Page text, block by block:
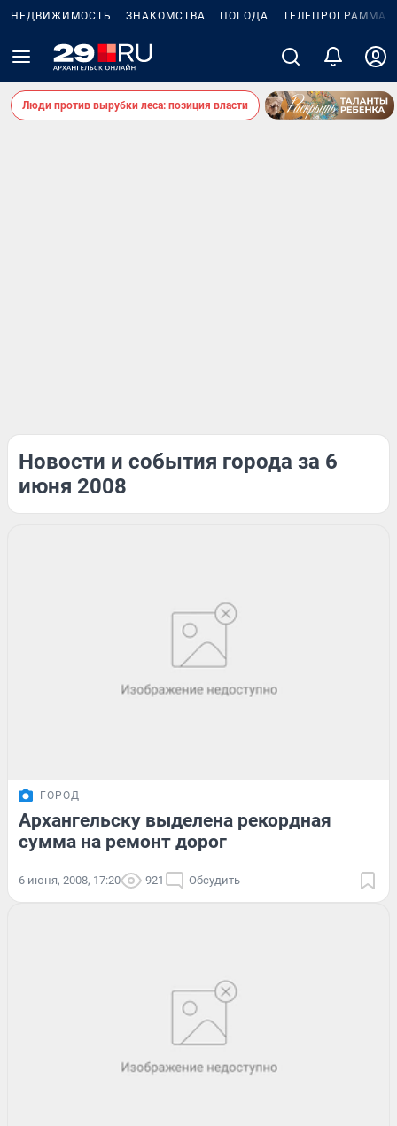
НЕДВИЖИМОСТЬ ЗНАКОМСТВА ПОГОДА ТЕЛЕПРОГРАММА
Люди против вырубки леса: позиция власти
Новости и события города за 6
июня 2008
ГОРОД
Архангельску выделена рекордная
сумма на ремонт дорог
6 июня, 2008, 17:20 921 Обсудить